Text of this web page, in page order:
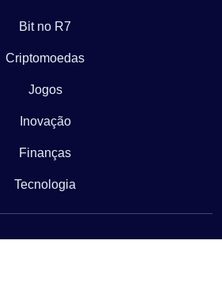
Bit no R7
Criptomoedas
Jogos
Inovação
Finanças
Tecnologia